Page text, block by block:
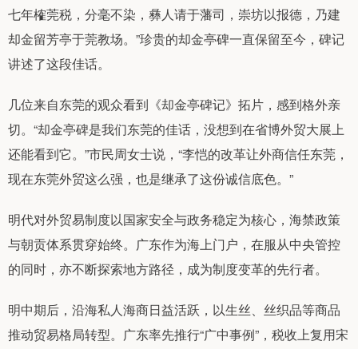
七年榷莞税，分毫不染，彝人请于藩司，崇坊以报德，乃建
却金留芳亭于莞教场。”珍贵的却金亭碑一直保留至今，碑记
讲述了这段佳话。
几位来自东莞的观众看到《却金亭碑记》拓片，感到格外亲
切。“却金亭碑是我们东莞的佳话，没想到在省博外贸大展上
还能看到它。”市民周女士说，“李恺的改革让外商信任东莞，
现在东莞外贸这么强，也是继承了这份诚信底色。”
明代对外贸易制度以国家安全与政务稳定为核心，海禁政策
与朝贡体系贯穿始终。广东作为海上门户，在服从中央管控
的同时，亦不断探索地方路径，成为制度变革的先行者。
明中期后，沿海私人海商日益活跃，以生丝、丝织品等商品
推动贸易格局转型。广东率先推行“广中事例”，税收上复用宋